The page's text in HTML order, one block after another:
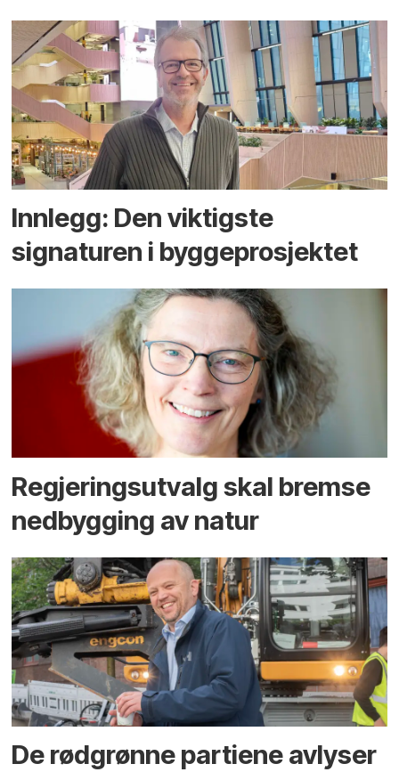
Innlegg: Den viktigste
signaturen i bygge­­prosjektet
Regjerings­utvalg skal bremse
ned­bygging av natur
De rødgrønne partiene avlyser